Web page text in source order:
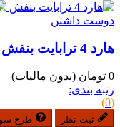
دوست داشتن
هارد 4 ترابایت بنفش
0 تومان
(بدون مالیات)
رتبه بندی:
(0)
ثبت نظر طرح